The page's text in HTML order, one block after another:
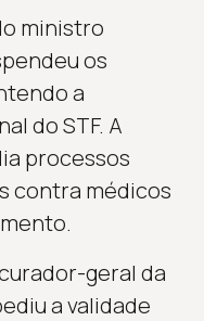
ministro
os
a
do STF. A
processos
contra médicos
geral da
a validade